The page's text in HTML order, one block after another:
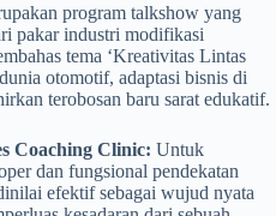
program talkshow yang
pakar industri modifikasi
tema ‘Kreativitas Lintas
otomotif, adaptasi bisnis di
terobosan baru sarat edukatif.
Coaching Clinic: Untuk
dan fungsional pendekatan
efektif sebagai wujud nyata